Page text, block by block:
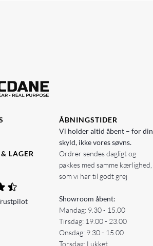
LAGER
ÅBNINGSTIDER
Vi holder altid åbent – for din
skyld, ikke vores søvns.
Ordrer sendes dagligt og
pakkes med samme kærlighed,
som vi har til godt grej
Showroom åbent:
Mandag: 9.30 - 15.00
Tirsdag: 19.00 - 23.00
Onsdag: 9.30 - 15.00
Torsdag: Lukket